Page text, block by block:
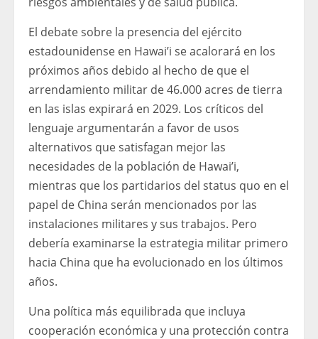
El debate sobre la presencia del ejército
estadounidense en Hawai’i se acalorará en los
próximos años debido al hecho de que el
arrendamiento militar de 46.000 acres de tierra
en las islas expirará en 2029. Los críticos del
lenguaje argumentarán a favor de usos
alternativos que satisfagan mejor las
necesidades de la población de Hawai’i,
mientras que los partidarios del status quo en el
papel de China serán mencionados por las
instalaciones militares y sus trabajos. Pero
debería examinarse la estrategia militar primero
hacia China que ha evolucionado en los últimos
años.
Una política más equilibrada que incluya
cooperación económica y una protección contra